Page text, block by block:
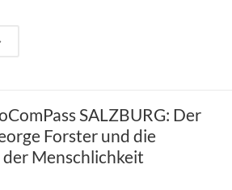
SALZBURG: Der
Forster und die
Menschlichkeit